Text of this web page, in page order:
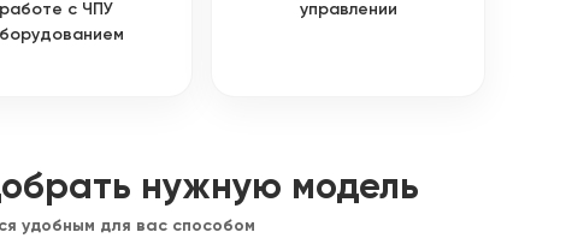
работе с ЧПУ
управлении
нужную модель
удобным для вас способом